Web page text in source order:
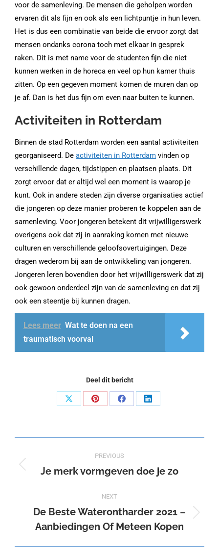
voor de samenleving. De mensen die geholpen worden
ervaren dit als fijn en ook als een lichtpuntje in hun leven.
Het is dus een combinatie van beide die ervoor zorgt dat
mensen ondanks corona toch met elkaar in gesprek
raken. Dit is met name voor de studenten fijn die niet
kunnen werken in de horeca en veel op hun kamer thuis
zitten. Op een gegeven moment komen de muren dan op
je af. Dan is het dus fijn om even naar buiten te kunnen.
Activiteiten in Rotterdam
Binnen de stad Rotterdam worden een aantal activiteiten
georganiseerd. De activiteiten in Rotterdam vinden op
verschillende dagen, tijdstippen en plaatsen plaats. Dit
zorgt ervoor dat er altijd wel een moment is waarop je
kunt. Ook in andere steden zijn diverse organisaties actief
die jongeren op deze manier proberen te koppelen aan de
samenleving. Voor jongeren betekent dit vrijwilligerswerk
overigens ook dat zij in aanraking komen met nieuwe
culturen en verschillende geloofsovertuigingen. Deze
dragen wederom bij aan de ontwikkeling van jongeren.
Jongeren leren bovendien door het vrijwilligerswerk dat zij
ook gewoon onderdeel zijn van de samenleving en dat zij
ook een steentje bij kunnen dragen.
Lees meer Wat te doen na een
traumatisch voorval
Deel dit bericht
Share
Share
Share
Share
navigation
PREVIOUS
Previous
Je merk vormgeven doe je zo
NEXT
Next
post:
De Beste Waterontharder 2021 –
Aanbiedingen Of Meteen Kopen